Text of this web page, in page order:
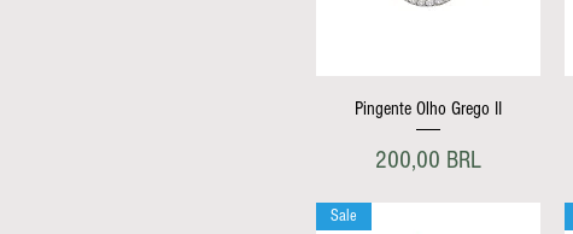
Vista rápida
Pingente Olho Grego II
Precio
200,00 BRL
Sale